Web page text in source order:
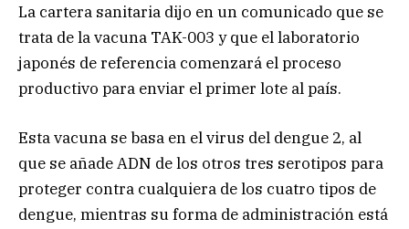
La cartera sanitaria dijo en un comunicado que se
trata de la vacuna TAK-003 y que el laboratorio
japonés de referencia comenzará el proceso
productivo para enviar el primer lote al país.
Esta vacuna se basa en el virus del dengue 2, al
que se añade ADN de los otros tres serotipos para
proteger contra cualquiera de los cuatro tipos de
dengue, mientras su forma de administración está